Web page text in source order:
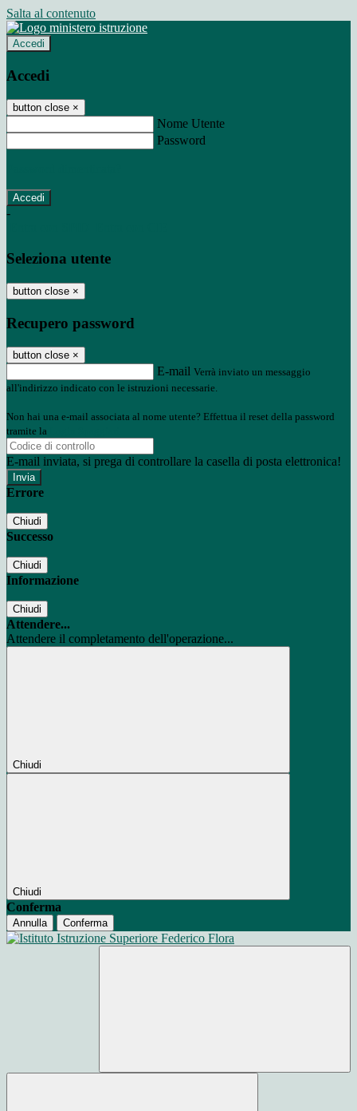
Salta al contenuto
Accedi
Accedi
button close ×
Nome Utente
Password
-
Seleziona utente
button close ×
Recupero password
button close ×
E-mail Verrà inviato un messaggio
all'indirizzo indicato con le istruzioni necessarie.
Non hai una e-mail associata al nome utente? Effettua il reset della password
tramite la
E-mail inviata, si prega di controllare la casella di posta elettronica!
Errore
Chiudi
Successo
Chiudi
Informazione
Chiudi
Attendere...
Attendere il completamento dell'operazione...
Chiudi
Chiudi
Conferma
Annulla Conferma